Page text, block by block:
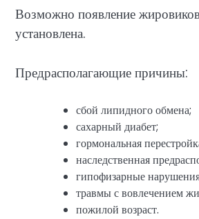
Возможно появление
установлена.
Предрасполагающие причины:
сбой липидного обмена;
сахарный диабет;
гормональная
наследственная
гипофизарные
травмы с вовлечением
пожилой возраст.